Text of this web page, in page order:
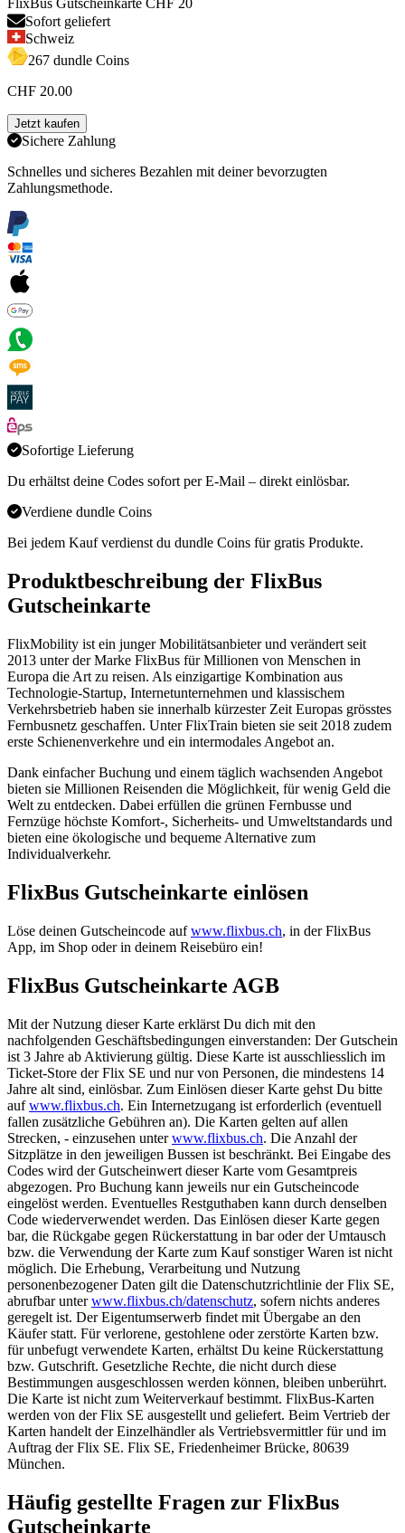
FlixBus Gutscheinkarte CHF 20
Sofort geliefert
Schweiz
267 dundle Coins
CHF 20.00
Jetzt kaufen
Sichere Zahlung
Schnelles und sicheres Bezahlen mit deiner bevorzugten
Zahlungsmethode.
Sofortige Lieferung
Du erhältst deine Codes sofort per E-Mail – direkt einlösbar.
Verdiene dundle Coins
Bei jedem Kauf verdienst du dundle Coins für gratis Produkte.
Produktbeschreibung der FlixBus
Gutscheinkarte
FlixMobility ist ein junger Mobilitätsanbieter und verändert seit
2013 unter der Marke FlixBus für Millionen von Menschen in
Europa die Art zu reisen. Als einzigartige Kombination aus
Technologie-Startup, Internetunternehmen und klassischem
Verkehrsbetrieb haben sie innerhalb kürzester Zeit Europas grösstes
Fernbusnetz geschaffen. Unter FlixTrain bieten sie seit 2018 zudem
erste Schienenverkehre und ein intermodales Angebot an.
Dank einfacher Buchung und einem täglich wachsenden Angebot
bieten sie Millionen Reisenden die Möglichkeit, für wenig Geld die
Welt zu entdecken. Dabei erfüllen die grünen Fernbusse und
Fernzüge höchste Komfort-, Sicherheits- und Umweltstandards und
bieten eine ökologische und bequeme Alternative zum
Individualverkehr.
FlixBus Gutscheinkarte einlösen
Löse deinen Gutscheincode aufwww.flixbus.ch, in der FlixBus
App, im Shop oder in deinem Reisebüro ein!
FlixBus Gutscheinkarte AGB
Mit der Nutzung dieser Karte erklärst Du dich mit den
nachfolgenden Geschäftsbedingungen einverstanden: Der Gutschein
ist 3 Jahre ab Aktivierung gültig. Diese Karte ist ausschliesslich im
Ticket-Store der Flix SE und nur von Personen, die mindestens 14
Jahre alt sind, einlösbar. Zum Einlösen dieser Karte gehst Du bitte
aufwww.flixbus.ch. Ein Internetzugang ist erforderlich (eventuell
fallen zusätzliche Gebühren an). Die Karten gelten auf allen
Strecken, - einzusehen unterwww.flixbus.ch. Die Anzahl der
Sitzplätze in den jeweiligen Bussen ist beschränkt. Bei Eingabe des
Codes wird der Gutscheinwert dieser Karte vom Gesamtpreis
abgezogen. Pro Buchung kann jeweils nur ein Gutscheincode
eingelöst werden. Eventuelles Restguthaben kann durch denselben
Code wiederverwendet werden. Das Einlösen dieser Karte gegen
bar, die Rückgabe gegen Rückerstattung in bar oder der Umtausch
bzw. die Verwendung der Karte zum Kauf sonstiger Waren ist nicht
möglich. Die Erhebung, Verarbeitung und Nutzung
personenbezogener Daten gilt die Datenschutzrichtlinie der Flix SE,
abrufbar unterwww.flixbus.ch/datenschutz, sofern nichts anderes
geregelt ist. Der Eigentumserwerb findet mit Übergabe an den
Käufer statt. Für verlorene, gestohlene oder zerstörte Karten bzw.
für unbefugt verwendete Karten, erhältst Du keine Rückerstattung
bzw. Gutschrift. Gesetzliche Rechte, die nicht durch diese
Bestimmungen ausgeschlossen werden können, bleiben unberührt.
Die Karte ist nicht zum Weiterverkauf bestimmt. FlixBus-Karten
werden von der Flix SE ausgestellt und geliefert. Beim Vertrieb der
Karten handelt der Einzelhändler als Vertriebsvermittler für und im
Auftrag der Flix SE. Flix SE, Friedenheimer Brücke, 80639
München.
Häufig gestellte Fragen zur FlixBus
Gutscheinkarte